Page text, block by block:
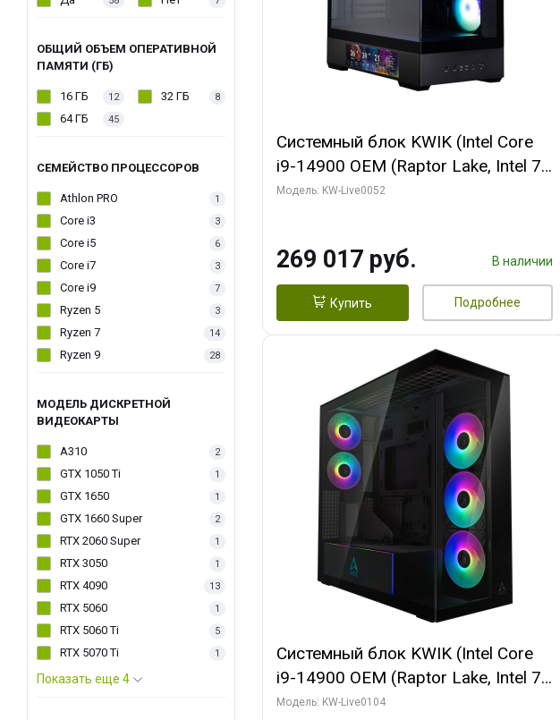
ОБЩИЙ ОБЪЕМ ОПЕРАТИВНОЙ
ПАМЯТИ (ГБ)
16 ГБ 12 32 ГБ 8
64 ГБ 45
СЕМЕЙСТВО ПРОЦЕССОРОВ
Athlon PRO 1
Core i3 3
Core i5 6
Core i7 3
Core i9 7
Ryzen 5 3
Ryzen 7 14
Ryzen 9 28
МОДЕЛЬ ДИСКРЕТНОЙ
ВИДЕОКАРТЫ
A310 2
GTX 1050 Ti 1
GTX 1650 1
GTX 1660 Super 2
RTX 2060 Super 1
RTX 3050 1
RTX 4090 13
RTX 5060 1
RTX 5060 Ti 5
RTX 5070 Ti 1
Показать еще 4
Системный блок KWIK (Intel Core
i9-14900 OEM (Raptor Lake, Intel 7,
C24 16EC/8PC// 64 ГБ ОЗУ (2
256bit 3xDP HD/ 512 ГБ SSD)
Модель: KW-Live0052
269 017 руб. В наличии
Купить Подробнее
Системный блок KWIK (Intel Core
i9-14900 OEM (Raptor Lake, Intel 7,
C24 16EC/8PC// 64 ГБ ОЗУ (2
Модель: KW-Live0104